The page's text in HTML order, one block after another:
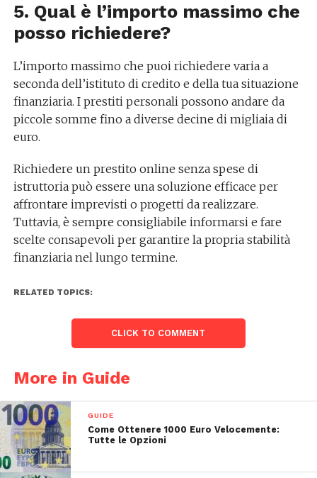
5. Qual è l’importo massimo che
posso richiedere?
L’importo massimo che puoi richiedere varia a
seconda dell’istituto di credito e della tua situazione
finanziaria. I prestiti personali possono andare da
piccole somme fino a diverse decine di migliaia di
euro.
Richiedere un prestito online senza spese di
istruttoria può essere una soluzione efficace per
affrontare imprevisti o progetti da realizzare.
Tuttavia, è sempre consigliabile informarsi e fare
scelte consapevoli per garantire la propria stabilità
finanziaria nel lungo termine.
RELATED TOPICS:
CLICK TO COMMENT
More in Guide
GUIDE
Come Ottenere 1000 Euro Velocemente:
Tutte le Opzioni